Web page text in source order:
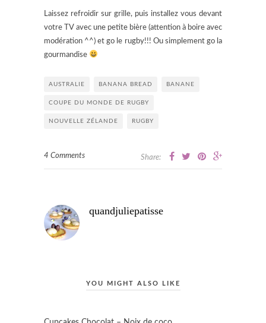
Laissez refroidir sur grille, puis installez vous devant
votre TV avec une petite bière (attention à boire avec
modération ^^) et go le rugby!!! Ou simplement go la
gourmandise
AUSTRALIE BANANA BREAD BANANE
COUPE DU MONDE DE RUGBY
NOUVELLE ZÉLANDE RUGBY
4 Comments Share:
quandjuliepatisse
YOU MIGHT ALSO LIKE